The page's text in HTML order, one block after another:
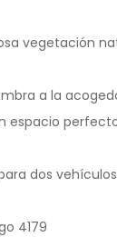
vegetación
a la
dos
4179